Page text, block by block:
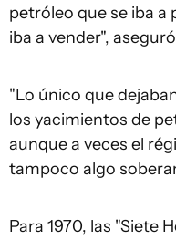
petróleo que se iba a
iba a vender",
"Lo único que
los yacimientos de
aunque a veces el
tampoco algo
Para 1970, las "Siete